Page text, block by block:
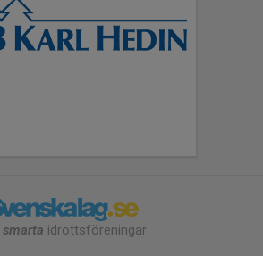
smarta idrottsföreningar